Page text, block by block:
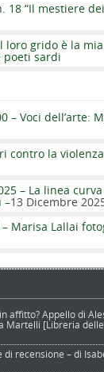
18 “Il mestiere
loro grido è la
poeti sardi
– Voci dell’arte:
contro la
– La linea
–13 Dicembre
Marisa Lallai
affitto? Appello di
Martelli [Libreria
di recensione – di